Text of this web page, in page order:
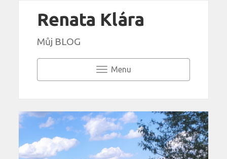
Renata Klára
Můj BLOG
Menu